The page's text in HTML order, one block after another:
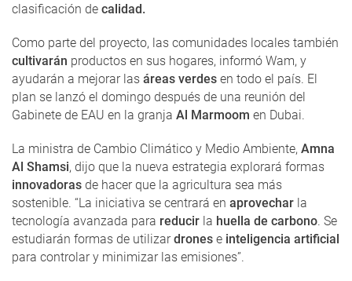
clasificación de calidad.
Como parte del proyecto, las comunidades locales también
cultivarán productos en sus hogares, informó Wam, y
ayudarán a mejorar las áreas verdes en todo el país. El
plan se lanzó el domingo después de una reunión del
Gabinete de EAU en la granja Al Marmoom en Dubai.
La ministra de Cambio Climático y Medio Ambiente, Amna
Al Shamsi, dijo que la nueva estrategia explorará formas
innovadoras de hacer que la agricultura sea más
sostenible. “La iniciativa se centrará en aprovechar la
tecnología avanzada para reducir la huella de carbono. Se
estudiarán formas de utilizardrones e inteligencia artificial
para controlar y minimizar las emisiones”.